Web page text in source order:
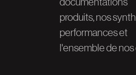
produits, nos
performances et
l'ensemble de